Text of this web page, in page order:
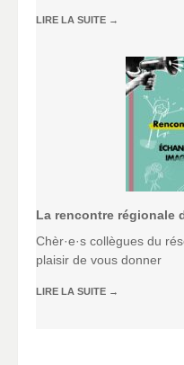
LIRE LA SUITE →
La rencontre régionale
Chèr·e·s collègues du
plaisir de vous donner
LIRE LA SUITE →